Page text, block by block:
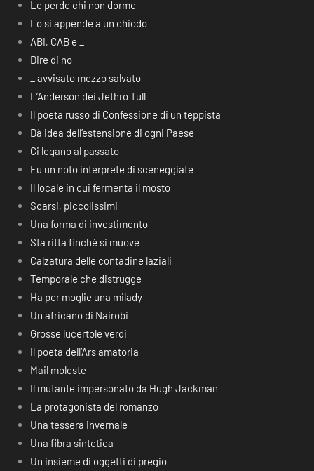
Le perde chi non dorme
Lo si appende a un chiodo
ABI, CAB e _
Dire di no
_ avvisato mezzo salvato
L’Anderson dei Jethro Tull
Il poeta russo di Confessione di un teppista
Dà idea dell’estensione di ogni Paese
Ci legano al passato
Fu un noto interprete di sceneggiate
Il locale in cui fermenta il mosto
Scarsi, piccolissimi
Una forma di investimento
Sta ritta finchè si muove
Calzatura delle contadine laziali
Temporale che distrugge
Ha per moglie una milady
Un africano di Nairobi
Grosse lucertole verdi
Il poeta dell’Ars amatoria
Mail moleste
Il mutante impersonato da Hugh Jackman
La protagonista del romanzo
Una tessera invernale
Una fibra sintetica
Un insieme di oggetti di pregio